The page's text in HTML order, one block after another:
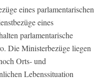
eines parlamentarischen
eines
parlamentarische
Die Ministerbezüge liegen
Orts- und
Lebenssituation